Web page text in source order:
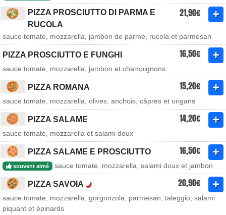
PIZZA PROSCIUTTO DI PARMA E
RUCOLA
21,90€
sauce tomate, mozzarella, jambon de parme, rucola et parmesan
PIZZA PROSCIUTTO E FUNGHI 16,50€
sauce tomate, mozzarella, jambon et champignons
PIZZA ROMANA 15,20€
sauce tomate, mozzarella, olives, anchois, câpres et origans
PIZZA SALAME 14,20€
sauce tomate, mozzarella et salami doux
PIZZA SALAME E PROSCIUTTO 16,50€
souvent aimé sauce tomate, mozzarella, salami doux et jambon
PIZZA SAVOIA 20,90€
sauce tomate, mozzarella, gorgonzola, parmesan, taleggio, salami
piquant et épinards